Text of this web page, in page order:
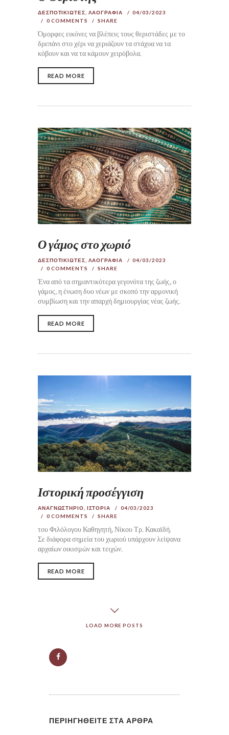
ΔΕΣΠΟΤΙΚΙΩΤΕΣ ΛΑΟΓΡΑΦΙΑ
04/03/2023
0 COMMENTS SHARE
Όμορφες εικόνες να βλέπεις τους θεριστάδες με το
δρεπάνι στο χέρι να χεριάζουν τα στάχυα να τα
κόβουν και να τα κάμουν χειρόβολα.
READ MORE
Ο γάμος στο χωριό
ΔΕΣΠΟΤΙΚΙΩΤΕΣ ΛΑΟΓΡΑΦΙΑ
04/03/2023
0 COMMENTS SHARE
Ένα από τα σημαντικότερα γεγονότα της ζωής, ο
γάμος, η ένωση δυο νέων με σκοπό την αρμονική
συμβίωση και την απαρχή δημιουργίας νέας ζωής.
READ MORE
Ιστορική προσέγγιση
ΑΝΑΓΝΩΣΤΗΡΙΟ ΙΣΤΟΡΙΑ
04/03/2023
0 COMMENTS SHARE
του Φιλόλογου Καθηγητή, Νίκου Τρ. Κακαϊδή.
Σε διάφορα σημεία του χωριού υπάρχουν λείψανα
αρχαίων οικισμών και τειχών.
READ MORE
LOAD MORE POSTS
ΠΕΡΙΗΓΗΘΕΙΤΕ ΣΤΑ ΑΡΘΡΑ